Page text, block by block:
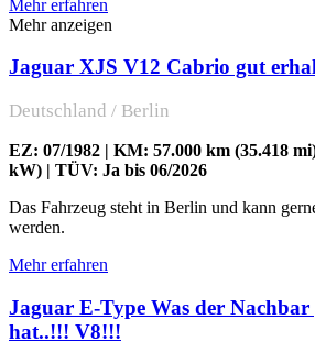
Mehr erfahren
Mehr anzeigen
Jaguar XJS V12 Cabrio gut
Deutschland / Berlin
EZ: 07/1982 | KM: 57.000 km (35.418
kW) | TÜV: Ja bis 06/2026
Das Fahrzeug steht in Berlin und kann
werden.
Mehr erfahren
Jaguar E-Type Was der
hat..!!! V8!!!